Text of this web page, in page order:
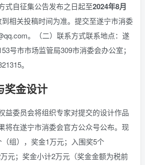
式自征集公告发布之日起至2024年8月
到相关投稿时间为准。提交至遂宁市消委
。（二）联系方式联系地点：遂
号市市场监管局309市消委会办公室；
。
奖金设计
益委员会将组织专家对提交的设计作品
将在遂宁市消委会官方公众号公布。现
组），奖金1万元；入围奖5个
万元；奖金小计2万元（奖金金额为税前